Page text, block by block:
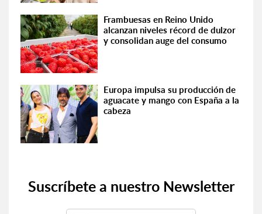
Frambuesas en Reino Unido
alcanzan niveles récord de dulzor
y consolidan auge del consumo
Europa impulsa su producción de
aguacate y mango con España a la
cabeza
Suscríbete a nuestro Newsletter